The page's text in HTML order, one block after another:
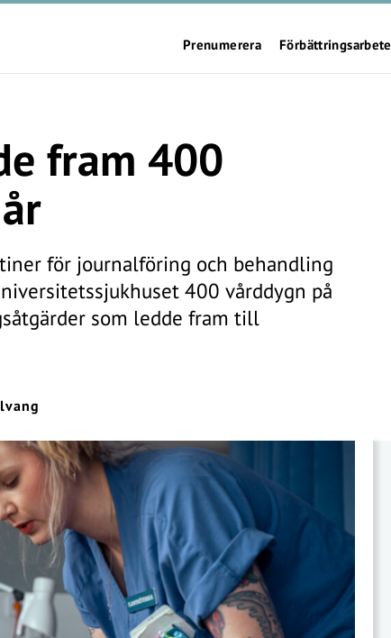
Prenumerera Förbättringsarbete
fram 400
för journalföring och behandling
400 vårddygn på
som ledde fram till